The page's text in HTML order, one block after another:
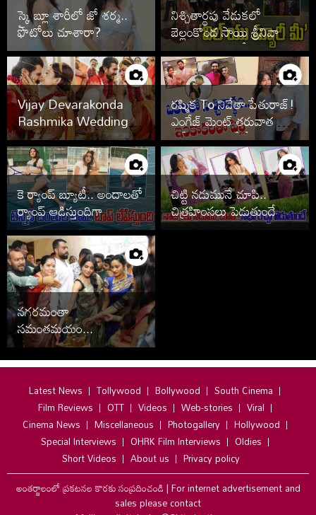
స్కై బ్లూ శారీలో జో శర్మ..
ఫొటోలు చూశారా?
నిశ్చితార్థపు వేడుకలో
బెల్లంకొండ సాయి శ్రీనివాస్,
కావ్య రెడ్డి.. ఫొటోలు వైరల్
Vijay Devarakonda
Rashmika Wedding
Photos
రష్మిక To నివేతా పేతురాజ్!
ఎంగేజ్ మెంట్ తరువాత పెళ్లి
ఆపేసిన స్టార్స్ వీరే
కె ర్యాంప్ బ్యూటీ.. అందాలతో
ర్యాంప్ ఆడిస్తుందిగా
చిట్టి నడుమునే చూపి..
చిత్రహింసలు పెడుతుందే
నగరమంతా
సమంతమయం...
Latest News Tollywood Bollywood
South Cinema
Film Reviews
OTT Videos Web-stories
Viral
Cinema News
Miscellaneous Photogallery
Hollywood
Special Interviews
OHRK Film Interviews
Oldies
Short Videos
About us
Privacy policy
అంతర్జాలంలో ప్రకటనల కొరకు సంప్రదించండి|For internet advertisement and
sales please contact